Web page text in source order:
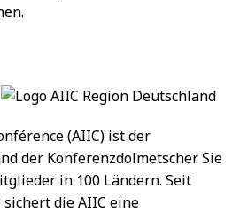
(AIIC) ist der
der Konferenzdolmetscher. Sie
in 100 Ländern. Seit
die AIIC eine